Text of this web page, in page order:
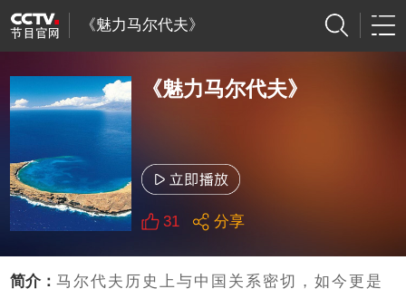
《魅力马尔代夫》
《魅力马尔代夫》
31 分享
简介：马尔代夫历史上与中国关系密切，如今更是